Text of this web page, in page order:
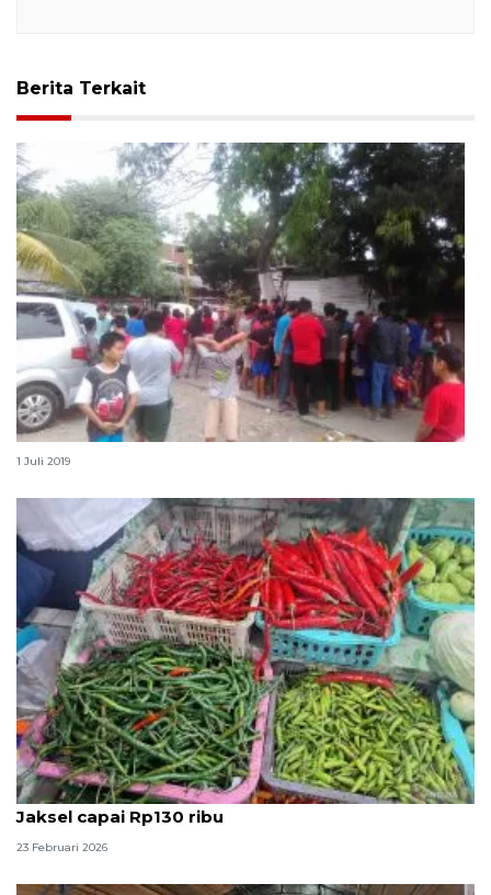
Berita Terkait
Warga Pejaten Timur Jakarta temukan mayat bayi
1 Juli 2019
Awal Ramadhan, harga cabai di pasar kawasan
Jaksel capai Rp130 ribu
23 Februari 2026